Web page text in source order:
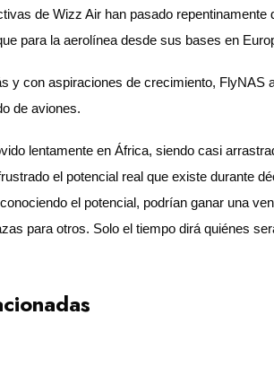
de Wizz Air han pasado
para la aerolínea desde sus bases en
y con aspiraciones de crecimiento,
de aviones.
lentamente en África, siendo casi
el potencial real que existe durante
el potencial, podrían ganar una
para otros. Solo el tiempo dirá quiénes